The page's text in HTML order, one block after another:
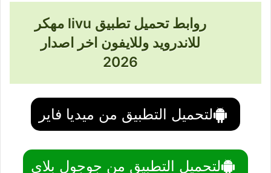
روابط تحميل تطبيق livu مهكر
للاندرويد وللايفون اخر اصدار
2026
لتحميل التطبيق من ميديا فاير
لتحميل التطبيق من جوجول بلاي